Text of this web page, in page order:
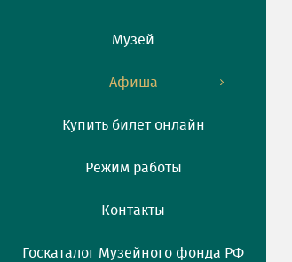
Музей
Афиша
Купить билет онлайн
Режим работы
Контакты
Госкаталог Музейного фонда РФ